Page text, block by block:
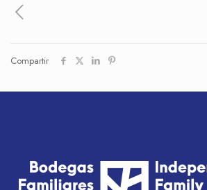
Compartir